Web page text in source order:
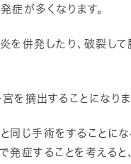
症が多くなります。
を併発したり、破裂し
を摘出することになりま
同じ手術をすることに
発症することを考える